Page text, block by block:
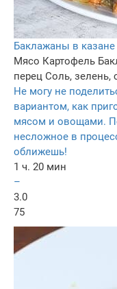
Баклажаны в
Мясо Картофель
перец Соль, зелень,
Не могу не
вариантом, как
мясом и овощами.
несложное в
оближешь!
1 ч. 20 мин
–
3.0
75